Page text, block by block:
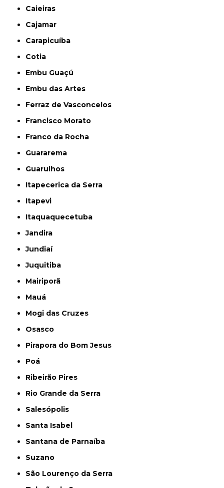
Caieiras
Cajamar
Carapicuíba
Cotia
Embu Guaçú
Embu das Artes
Ferraz de Vasconcelos
Francisco Morato
Franco da Rocha
Guararema
Guarulhos
Itapecerica da Serra
Itapevi
Itaquaquecetuba
Jandira
Jundiaí
Juquitiba
Mairiporã
Mauá
Mogi das Cruzes
Osasco
Pirapora do Bom Jesus
Poá
Ribeirão Pires
Rio Grande da Serra
Salesópolis
Santa Isabel
Santana de Parnaíba
Suzano
São Lourenço da Serra